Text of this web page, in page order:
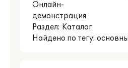
Онлайн-
демонстрация
Раздел: Каталог
Найдено по тегу: